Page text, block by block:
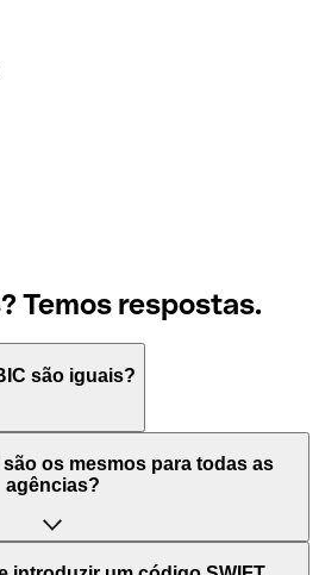
Temos respostas.
são iguais?
"Society for Worldwide
(Sociedade para
rede mundial onde se
países. Por outro lado, BIC
os mesmos para todas as
agências?